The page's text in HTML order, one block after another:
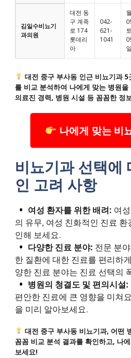
김일수비뇨기
과의원
대전 동
구 계족
로 174
롯데리
아
042-
621-
1041
대전 중구 부사동 인근 비뇨기과
를 비교 분석하여 나에게 맞는 병원
의료진 경력, 병원 시설 등 꼼꼼한 정
나에게 맞는 비
비뇨기과 선택에
인 고려 사항
여성 환자를 위한 배려: 여
의 유무, 여성 친화적인 진료
인해 보세요.
다양한 진료 분야: 전문 분
한 질환에 대한 진료를 편리하
양한 진료 분야는 진료 선택의
병원의 청결도 및 편의시설:
편안한 진료에 큰 영향을 미쳐
을 미리 알아보세요.
대전 중구 부사동 비뇨기과, 어떤
꼼꼼 비교 분석 결과를 확인하고, 나
보세요!